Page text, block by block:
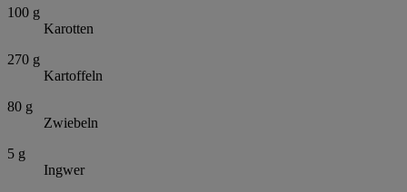
100 g
Karotten
270 g
Kartoffeln
80 g
Zwiebeln
5 g
Ingwer